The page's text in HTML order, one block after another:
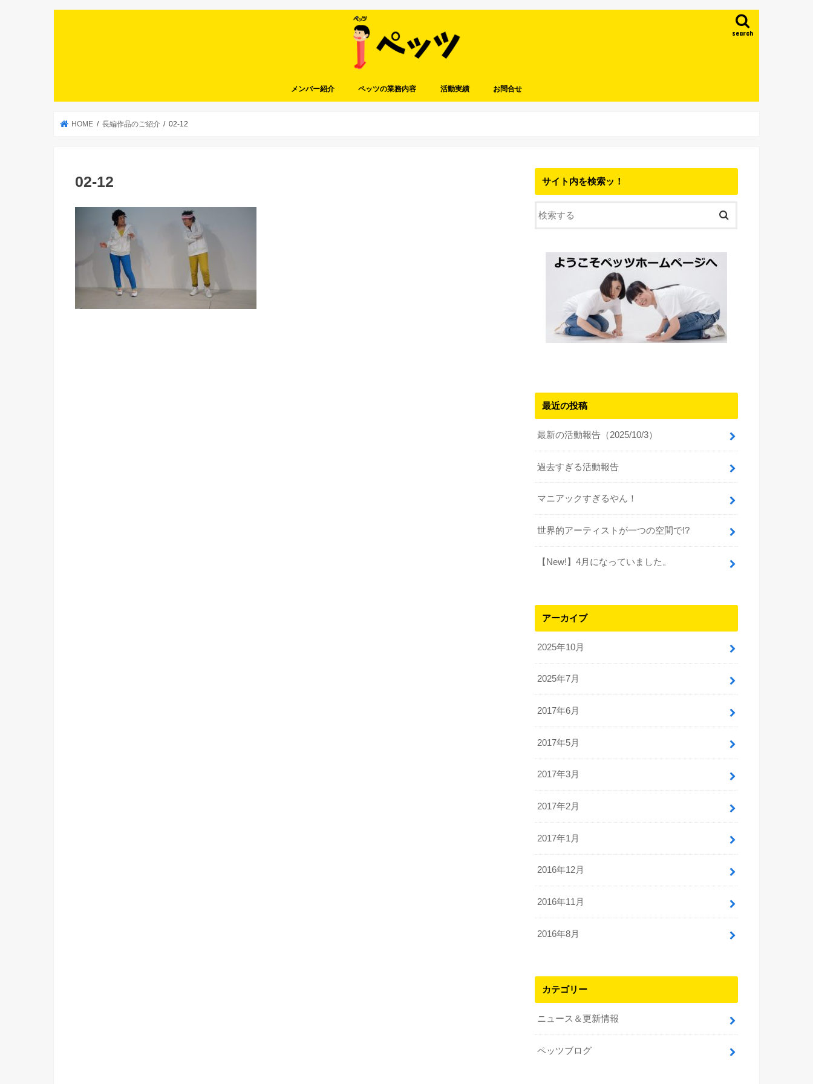
search
メンバー紹介 ペッツの業務内容 活動実績 お問合せ
HOME 長編作品のご紹介 02-12
02-12 サイト内を検索ッ！
最近の投稿
最新の活動報告（2025/10/3）
過去すぎる活動報告
マニアックすぎるやん！
世界的アーティストが一つの空間で!?
【New!】4月になっていました。
アーカイブ
2025年10月
2025年7月
2017年6月
2017年5月
2017年3月
2017年2月
2017年1月
2016年12月
2016年11月
2016年8月
カテゴリー
ニュース＆更新情報
ペッツブログ